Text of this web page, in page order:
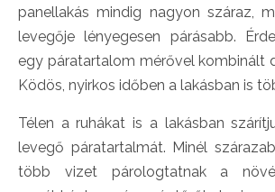
panellakás mindig nagyon száraz,
levegője lényegesen párásabb.
egy páratartalom mérővel kombinált
Ködös, nyirkos időben a lakásban is
Télen a ruhákat is a lakásban
levegő páratartalmát. Minél
több vizet párologtatnak a